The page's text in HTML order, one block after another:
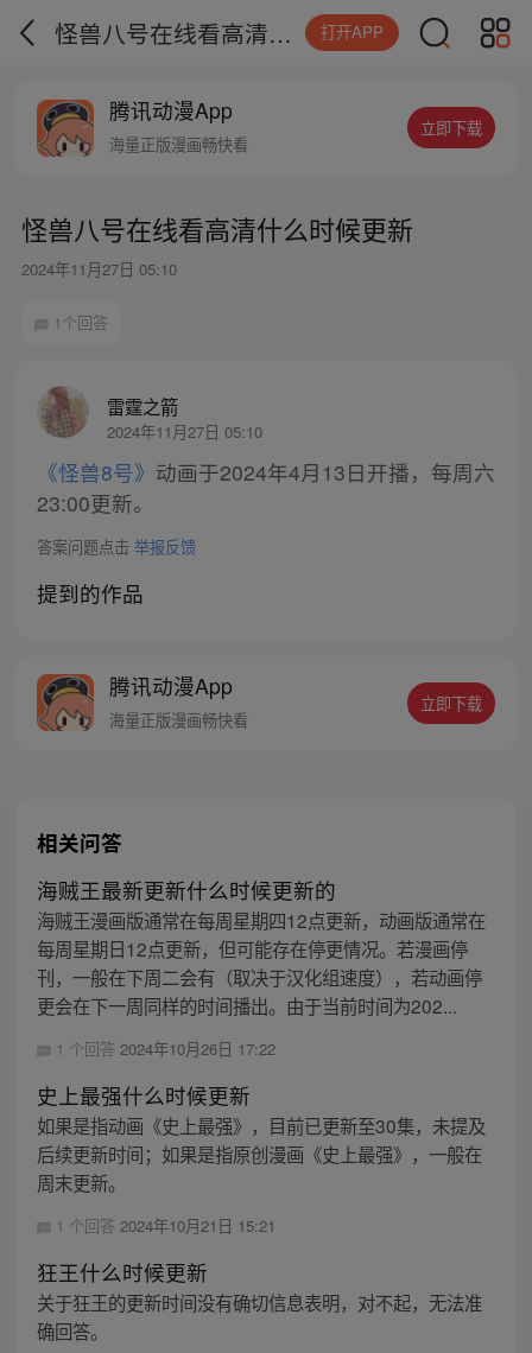
怪兽八号在线看高清什么时候更新 打开APP
腾讯动漫App
海量正版漫画畅快看
立即下载
怪兽八号在线看高清什么时候更新
2024年11月27日 05:10
1个回答
雷霆之箭
2024年11月27日 05:10
《怪兽8号》 动画于2024年4月13日开播，每周六
23:00更新。
答案问题点击 举报反馈
提到的作品
腾讯动漫App
海量正版漫画畅快看
立即下载
相关问答
海贼王最新更新什么时候更新的
海贼王漫画版通常在每周星期四12点更新，动画版通常在
每周星期日12点更新，但可能存在停更情况。若漫画停
刊，一般在下周二会有（取决于汉化组速度），若动画停
更会在下一周同样的时间播出。由于当前时间为202...
1 个回答 2024年10月26日 17:22
史上最强什么时候更新
如果是指动画《史上最强》，目前已更新至30集，未提及
后续更新时间；如果是指原创漫画《史上最强》，一般在
周末更新。
1 个回答 2024年10月21日 15:21
狂王什么时候更新
关于狂王的更新时间没有确切信息表明，对不起，无法准
确回答。